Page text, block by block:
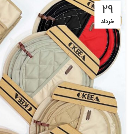
29
خرداد